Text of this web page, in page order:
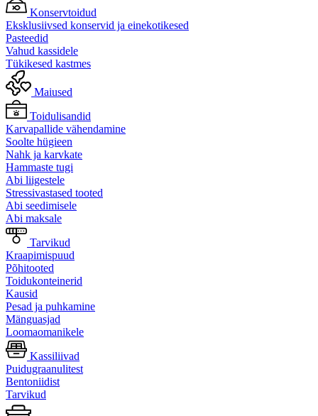
Konservtoidud
Eksklusiivsed konservid ja einekotikesed
Pasteedid
Vahud kassidele
Tükikesed kastmes
Maiused
Toidulisandid
Karvapallide vähendamine
Soolte hügieen
Nahk ja karvkate
Hammaste tugi
Abi liigestele
Stressivastased tooted
Abi seedimisele
Abi maksale
Tarvikud
Kraapimispuud
Põhitooted
Toidukonteinerid
Kausid
Pesad ja puhkamine
Mänguasjad
Loomaomanikele
Kassiliivad
Puidugraanulitest
Bentoniidist
Tarvikud